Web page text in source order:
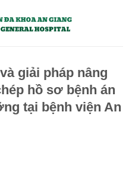
giải pháp nâng
hồ sơ bệnh án
tại bệnh viện An